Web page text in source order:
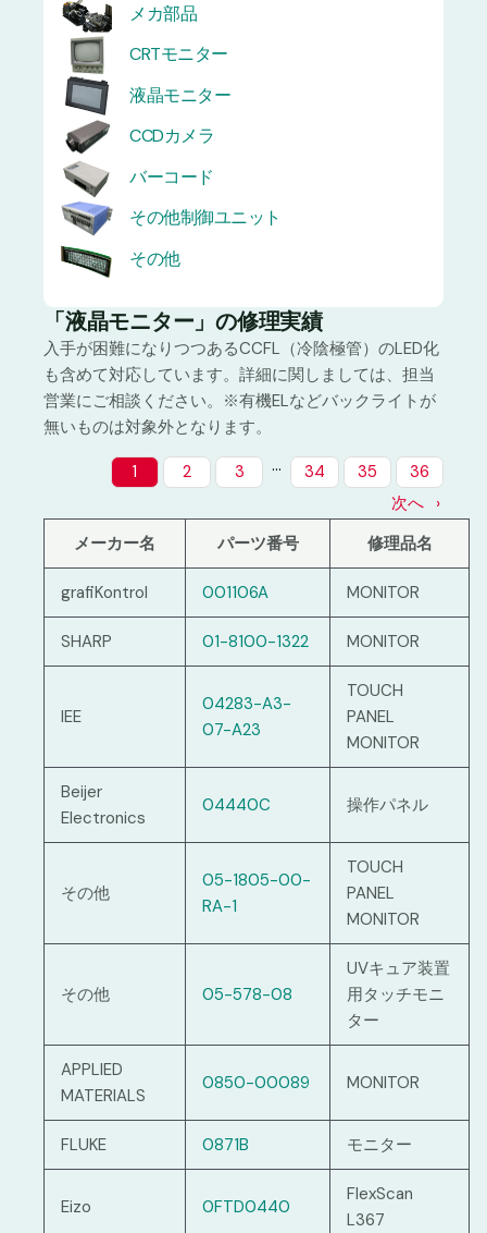
メカ部品
CRTモニター
液晶モニター
CCDカメラ
バーコード
その他制御ユニット
その他
「液晶モニター」の修理実績
入手が困難になりつつあるCCFL（冷陰極管）のLED化
も含めて対応しています。詳細に関しましては、担当
営業にご相談ください。※有機ELなどバックライトが
無いものは対象外となります。
1 2 3 … 34 35
36
次へ
メーカー名
パーツ番号 修理品名
grafiKontrol 001106A MONITOR
SHARP 01-8100-1322 MONITOR
IEE
04283-A3-
07-A23
TOUCH
PANEL
MONITOR
Beijer
Electronics
04440C 操作パネル
その他
05-1805-00-
RA-1
TOUCH
PANEL
MONITOR
その他 05-578-08
UVキュア装置
用タッチモニ
ター
APPLIED
MATERIALS
0850-00089 MONITOR
FLUKE 0871B モニター
Eizo 0FTD0440
FlexScan
L367